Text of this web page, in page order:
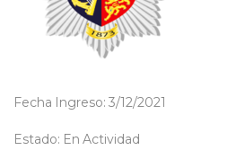
Fecha Ingreso: 3/12/2021
Estado: En Actividad